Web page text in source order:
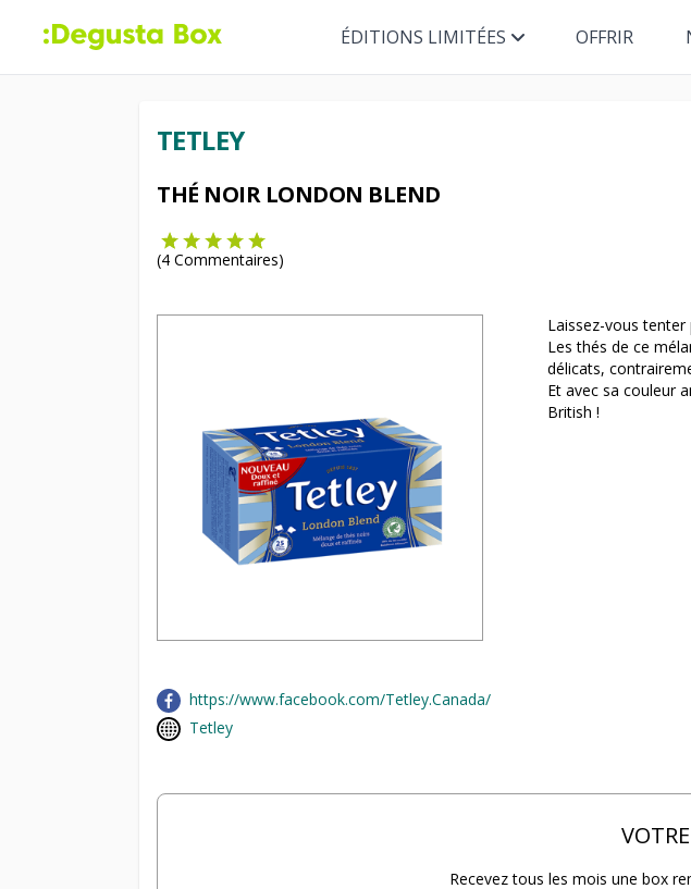
ÉDITIONS LIMITÉES OFFRIR
TETLEY
THÉ NOIR LONDON BLEND
(4 Commentaires)
Laissez-vous
Les thés de ce
délicats,
Et avec sa couleur
British !
https://www.facebook.com/Tetley.Canada/
Tetley
Recevez tous les mois une box